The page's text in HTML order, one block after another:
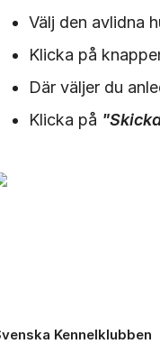
Välj den avlidna
Klicka på
Där väljer du
Klicka på
Kennelklubben